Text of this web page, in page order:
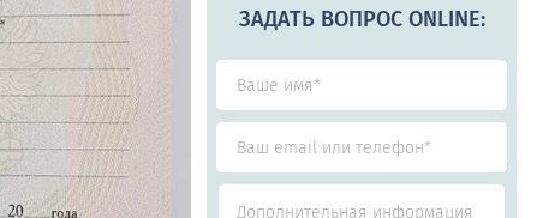
ЗАДАТЬ ВОПРОС ONLINE: